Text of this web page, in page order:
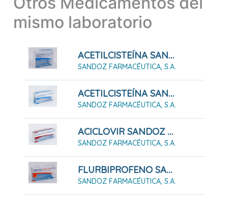
mismo laboratorio
ACETILCISTEÍNA SANDOZ CARE 200 MG POLVO PARA SOLUCIÓN ORAL, 20 Sobres
SANDOZ FARMACÉUTICA, S.A.
ACETILCISTEÍNA SANDOZ CARE 600 Mg Comprimidos Efervescentes, 10 Comprimidos
SANDOZ FARMACÉUTICA, S.A.
ACICLOVIR SANDOZ 50 MG/G CREMA EFG , 1 Tubo De 2 G
SANDOZ FARMACÉUTICA, S.A.
FLURBIPROFENO SANDOZ CARE 8,75 Mg PASTILLAS PARA CHUPAR SABOR NARANJA, 16 Pastillas
SANDOZ FARMACÉUTICA, S.A.